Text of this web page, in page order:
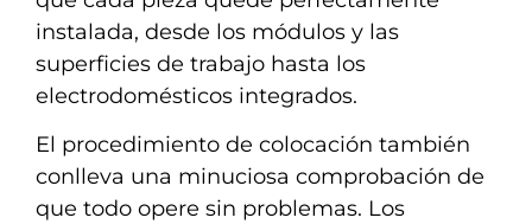
instalada, desde los módulos y las
superficies de trabajo hasta los
electrodomésticos integrados.
El procedimiento de colocación también
conlleva una minuciosa comprobación de
que todo opere sin problemas. Los